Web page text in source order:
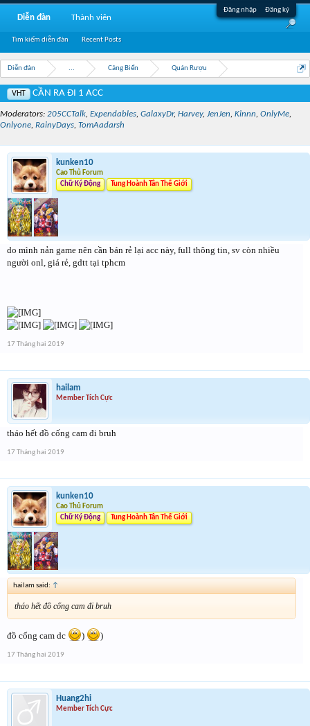
Đăng nhập Đăng ký
Diễn đàn ... Cảng Biển Quán Rượu
VHT CẦN RA ĐI 1 ACC
Moderators: 205CCTalk, Expendables, GalaxyDr, Harvey, JenJen, Kinnn, OnlyMe,
Onlyone, RainyDays, TomAadarsh
kunken10
Cao Thủ Forum
Chữ Ký Động
Tung Hoành Tân Thế Giới
do mình nản game nên cần bán rẻ lại acc này, full thông tin, sv còn nhiều
người onl, giá rẻ, gdtt tại tphcm
17 Tháng hai 2019
hailam
Member Tích Cực
tháo hết đồ cống cam đi bruh
17 Tháng hai 2019
kunken10
Cao Thủ Forum
Chữ Ký Động
Tung Hoành Tân Thế Giới
hailam said: ↑
tháo hết đồ cống cam đi bruh
đồ cống cam dc ) )
17 Tháng hai 2019
Huang2hi
Member Tích Cực
Diễn đàn
Tìm kiếm diễn đàn Recent Posts
Thành viên